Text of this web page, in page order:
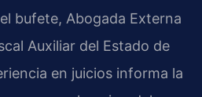
bufete, Abogada Externa
Auxiliar del Estado de
en juicios informa la